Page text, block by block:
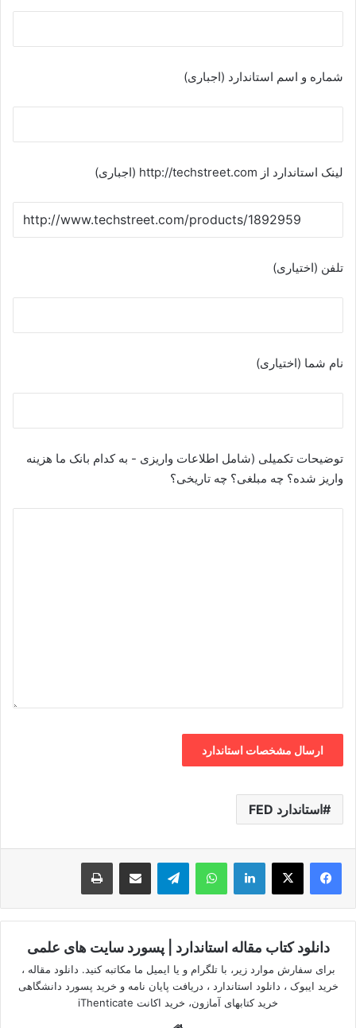
شماره و اسم استاندارد (اجباری)
لینک استاندارد از http://techstreet.com (اجباری)
تلفن (اختیاری)
نام شما (اختیاری)
توضیحات تکمیلی (شامل اطلاعات واریزی - به کدام بانک ما هزینه
واریز شده؟ چه مبلغی؟ چه تاریخی؟
استاندارد FED
لینکدین واتس آپ تلگرام اشتراک گذاری از طریق ایمیل چاپ
دانلود کتاب مقاله استاندارد | پسورد سایت های علمی
برای سفارش موارد زیر، با تلگرام و یا ایمیل ما مکاتبه کنید. دانلود مقاله ،
خرید ایبوک ، دانلود استاندارد ، دریافت پایان نامه و خرید پسورد دانشگاهی
خرید کتابهای آمازون، خرید اکانت iThenticate